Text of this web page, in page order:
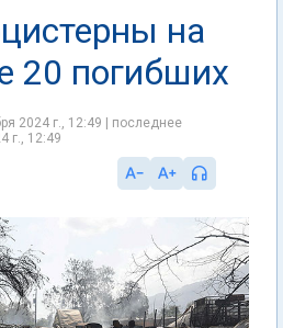
на
20 погибших
2024 г., 12:49 | последнее
г., 12:49